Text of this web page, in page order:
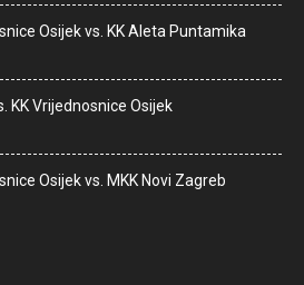
Osijek vs. KK Aleta Puntamika
KK Vrijednosnice Osijek
Osijek vs. MKK Novi Zagreb